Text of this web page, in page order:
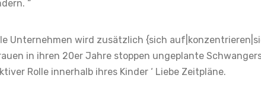
“
Unternehmen wird zusätzlich {sich
in ihren 20er Jahre stoppen ungeplante
Rolle innerhalb ihres Kinder ‘ Liebe Zeitpläne.